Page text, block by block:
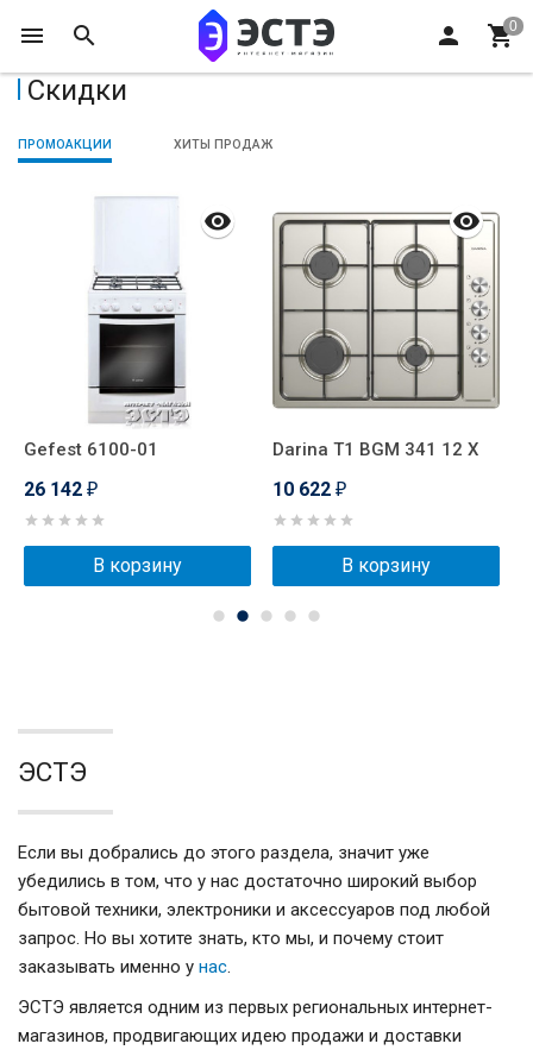
Скидки
ПРОМОАКЦИИ ХИТЫ ПРОДАЖ
Gefest 6100-01
26 142 ₽
В корзину
Darina T1 BGM 341 12 X
10 622 ₽
В корзину
Атлант 6025-031
43 937₽
В корзину
ЭСТЭ
Если вы добрались до этого раздела, значит уже
убедились в том, что у нас достаточно широкий выбор
бытовой техники, электроники и аксессуаров под любой
запрос. Но вы хотите знать, кто мы, и почему стоит
заказывать именно у нас.
ЭСТЭ является одним из первых региональных интернет-
магазинов, продвигающих идею продажи и доставки